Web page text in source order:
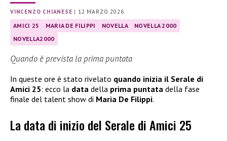
VINCENZO CHIANESE | 12 MARZO 2026
AMICI 25 MARIA DE FILIPPI NOVELLA
NOVELLA 2000
NOVELLA2000
Quando è prevista la prima puntata
In queste ore è stato rivelato quando inizia il Serale di
Amici 25: ecco la data della prima puntata della fase
finale del talent show di Maria De Filippi.
La data di inizio del Serale di Amici 25